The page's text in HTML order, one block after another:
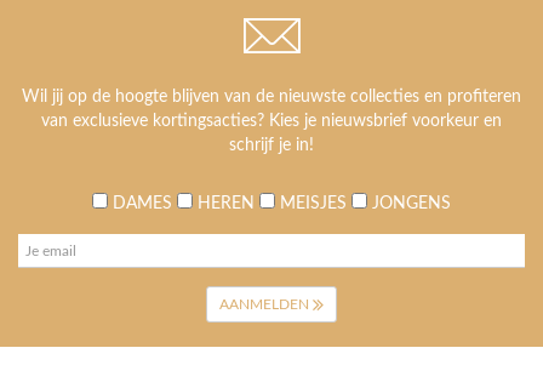
Wil jij op de hoogte blijven van de nieuwste collecties en profiteren
van exclusieve kortingsacties? Kies je nieuwsbrief voorkeur en
schrijf je in!
DAMES HEREN MEISJES JONGENS
AANMELDEN